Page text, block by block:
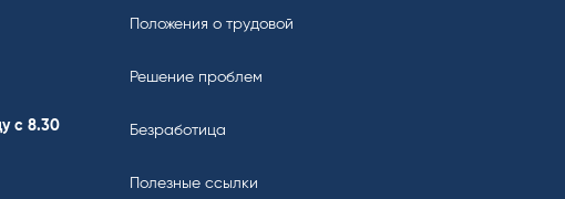
с 8.30
Положения о трудовой
Решение проблем
Безработица
Полезные ссылки